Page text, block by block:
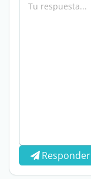
Responder